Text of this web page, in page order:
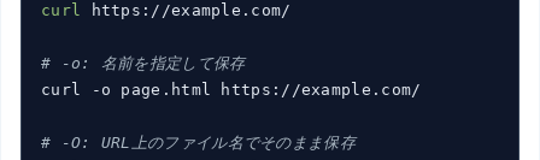
curl https://example.com/
# -o: 名前を指定して保存
curl -o page.html https://example.com/
# -O: URL上のファイル名でそのまま保存